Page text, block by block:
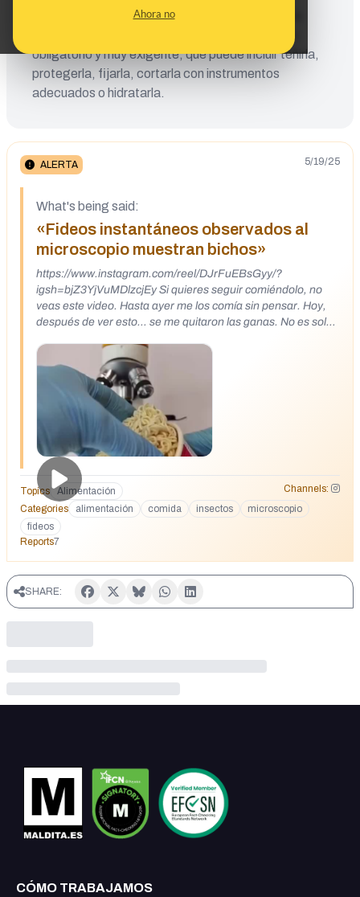
Ahora no
ALERTA 5/19/25
What's being said:
«Fideos instantáneos observados al
microscopio muestran bichos»
https://www.instagram.com/reel/DJrFuEBsGyy/?
igsh=bjZ3YjVuMDlzcjEy Si quieres seguir comiéndolo, no
veas este video. Hasta ayer me los comía sin pensar. Hoy,
después de ver esto… se me quitaron las ganas. No es solo
demasiado tiempo en almacenes sin control de
temperatura, es que ni tú ni yo sabemos por cuántos
camiones, naves y estanterías han pasado estos productos
antes de llegar a tu mesa. Pero lo peor es lo que llevan
dentro; grasas de mala calidad, potenciadores de sabor que
alteran tu sistema nervioso, harinas refinadas que no
alimentan. ¿Todo eso por un comida rápida y barata? Nos
merece la pena 🧐 Cada vez que eliges lo que comes, estás
eligiendo cómo quieres sentirte. No se trata de
obsesionarse, pero sí de saber y una vez que lo sabes…
cuesta mucho volver a cerrar los ojos.
Topics Alimentación
Channels:
Categories
alimentación comida insectos
microscopio
fideos
Reports7
obtener observaciones científicas relevantes: la
obligatorio y muy exigente, que puede incluir teñirla,
protegerla, fijarla, cortarla con instrumentos
adecuados o hidratarla.
SHARE:
CÓMO TRABAJAMOS